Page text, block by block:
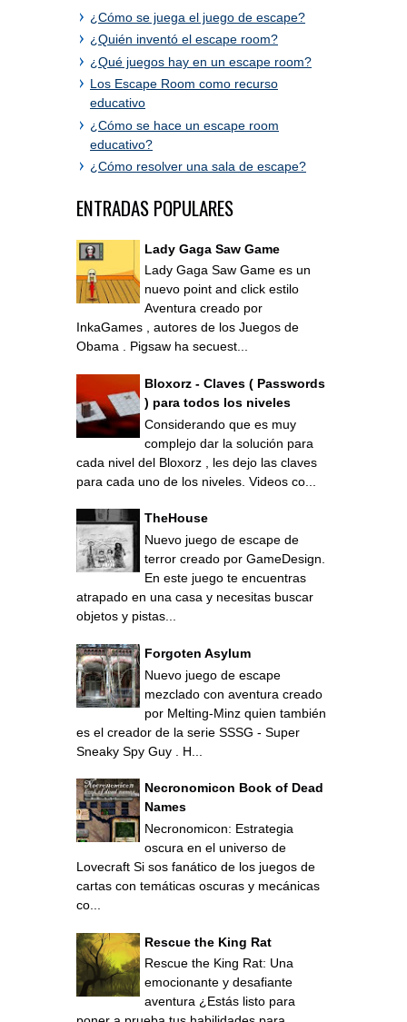
¿Cómo se juega el juego de escape?
¿Quién inventó el escape room?
¿Qué juegos hay en un escape room?
Los Escape Room como recurso
educativo
¿Cómo se hace un escape room
educativo?
¿Cómo resolver una sala de escape?
ENTRADAS POPULARES
Lady Gaga Saw Game
Lady Gaga Saw Game es un
nuevo point and click estilo
Aventura creado por
InkaGames , autores de los Juegos de
Obama . Pigsaw ha secuest...
Bloxorz - Claves ( Passwords
) para todos los niveles
Considerando que es muy
complejo dar la solución para
cada nivel del Bloxorz , les dejo las claves
para cada uno de los niveles. Videos co...
TheHouse
Nuevo juego de escape de
terror creado por GameDesign.
En este juego te encuentras
atrapado en una casa y necesitas buscar
objetos y pistas...
Forgoten Asylum
Nuevo juego de escape
mezclado con aventura creado
por Melting-Minz quien también
es el creador de la serie SSSG - Super
Sneaky Spy Guy . H...
Necronomicon Book of Dead
Names
Necronomicon: Estrategia
oscura en el universo de
Lovecraft Si sos fanático de los juegos de
cartas con temáticas oscuras y mecánicas
co...
Rescue the King Rat
Rescue the King Rat: Una
emocionante y desafiante
aventura ¿Estás listo para